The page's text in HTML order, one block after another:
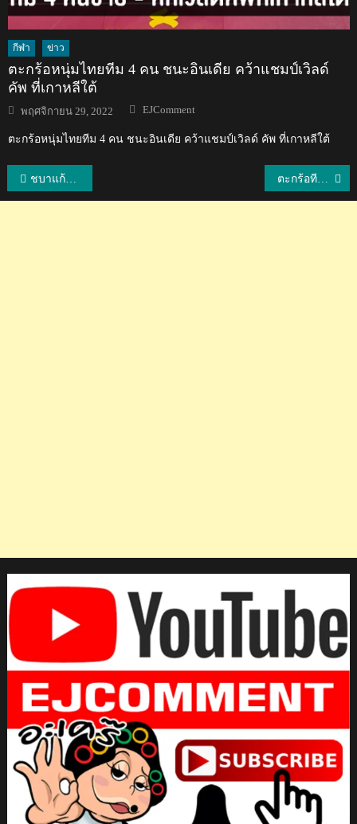
กีฬา ข่าว
ตะกร้อหนุ่มไทยทีม 4 คน ชนะอินเดีย คว้าแชมป์เวิลด์
คัพ ที่เกาหลีใต้
Posted
on
พฤศจิกายน 29, 2022 Author
EJComment
ตะกร้อหนุ่มไทยทีม 4 คน ชนะอินเดีย คว้าแชมป์เวิลด์ คัพ ที่เกาหลีใต้
แนะแนว
ชบาแก้ว U18 พ่ายเวียดนาม 0-1 เข้ารอบรองฯ พบออสเตรเลีย ตะกร้อทีมชุดชายไทยอัดเสือเหลืองมาเลเซีย 2-0 ทีม ทะลุชิงฯ กับเกาหลีใต้